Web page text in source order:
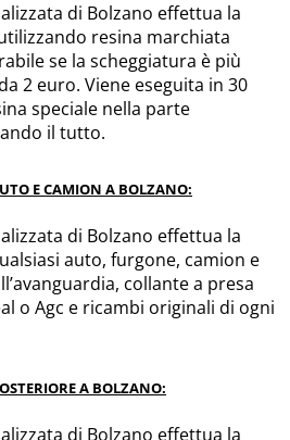
di Bolzano effettua la
resina marchiata
se la scheggiatura è più
2 euro. Viene eseguita in 30
speciale nella parte
il tutto.
E CAMION A BOLZANO:
di Bolzano effettua la
auto, furgone, camion e
collante a presa
o Agc e ricambi originali di ogni
A BOLZANO:
di Bolzano effettua la